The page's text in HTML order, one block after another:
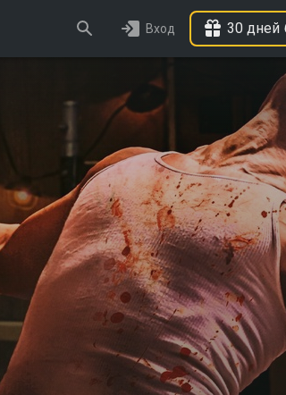
Вход 30 дней